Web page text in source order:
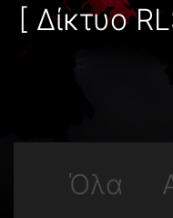
[ Δίκτυο
Όλα